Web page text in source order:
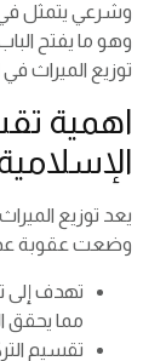
وشرعي يتمثل في
وهو ما يفتح
توزيع الميراث
اهمية
يعد توزيع
وضعت عقوبة
تهدف إلى
مما يحقق
تقسيم